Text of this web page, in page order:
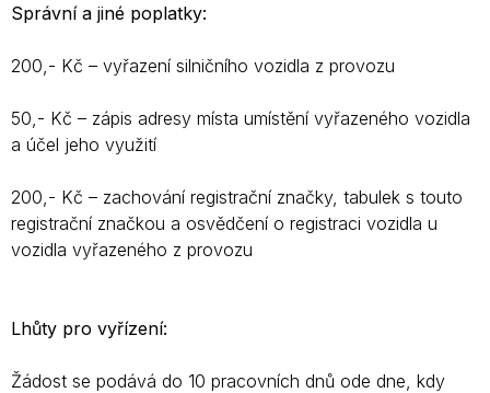
Správní a jiné poplatky:
200,- Kč – vyřazení silničního vozidla z provozu
50,- Kč – zápis adresy místa umístění vyřazeného vozidla
a účel jeho využití
200,- Kč – zachování registrační značky, tabulek s touto
registrační značkou a osvědčení o registraci vozidla u
vozidla vyřazeného z provozu
Lhůty pro vyřízení:
Žádost se podává do 10 pracovních dnů ode dne, kdy